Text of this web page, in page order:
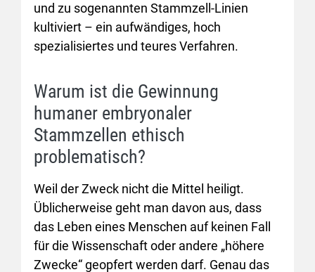
und zu sogenannten Stammzell-Linien
kultiviert – ein aufwändiges, hoch
spezialisiertes und teures Verfahren.
Warum ist die Gewinnung
humaner embryonaler
Stammzellen ethisch
problematisch?
Weil der Zweck nicht die Mittel heiligt.
Üblicherweise geht man davon aus, dass
das Leben eines Menschen auf keinen Fall
für die Wissenschaft oder andere „höhere
Zwecke“ geopfert werden darf. Genau das